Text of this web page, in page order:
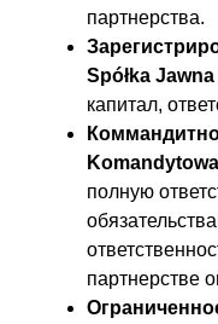
партнерства.
Spółka Jawna
капитал,
Komandytowa
полную
партнерстве